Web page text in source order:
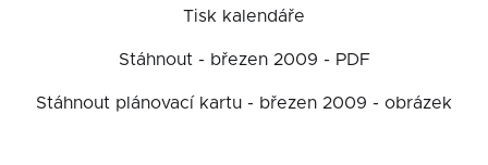
Tisk kalendáře
Stáhnout - březen 2009 - PDF
Stáhnout plánovací kartu - březen 2009 - obrázek